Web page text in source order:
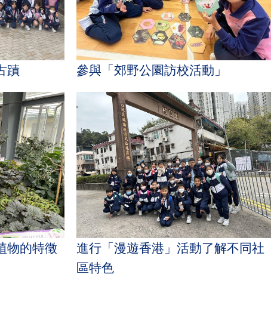
蹟
物的特徵
參與「郊野公園訪校活動」
進行「漫遊香港」活動了解不同社
區特色